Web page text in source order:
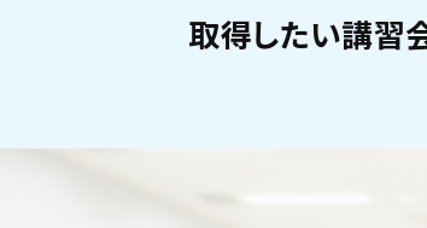
取得したい講習